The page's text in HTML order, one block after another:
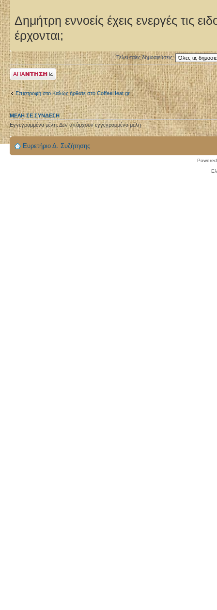
Δημήτρη εννοείς έχεις ενεργές τις
έρχονται;
Τελευταίες δημοσιεύσεις:
Δημιουργία
απάντησης
Επιστροφή στο Καλώς ήρθατε στο CoffeeHeat.gr
ΜΈΛΗ ΣΕ ΣΎΝΔΕΣΗ
Εγγεγραμμένα μέλη: Δεν υπάρχουν εγγεγραμμένα μέλη
Ευρετήριο Δ. Συζήτησης